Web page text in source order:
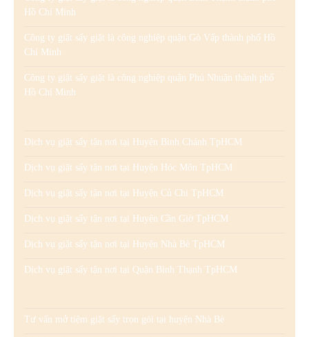
Hồ Chí Minh
Công ty giặt sấy giặt là công nghiệp quận Gò Vấp thành phố Hồ
Chí Minh
Công ty giặt sấy giặt là công nghiệp quận Phú Nhuận thành phố
Hồ Chí Minh
Dịch vụ giặt sấy tận nơi tại Huyện Bình Chánh TpHCM
Dịch vụ giặt sấy tận nơi tại Huyện Hóc Môn TpHCM
Dịch vụ giặt sấy tận nơi tại Huyện Củ Chi TpHCM
Dịch vụ giặt sấy tận nơi tại Huyện Cần Giờ TpHCM
Dịch vụ giặt sấy tận nơi tại Huyện Nhà Bè TpHCM
Dịch vụ giặt sấy tận nơi tại Quận Bình Thạnh TpHCM
Tư vấn mở tiệm giặt sấy trọn gói tại huyện Nhà Bè